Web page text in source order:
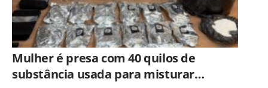
Mulher é presa com 40 quilos de
substância usada para misturar